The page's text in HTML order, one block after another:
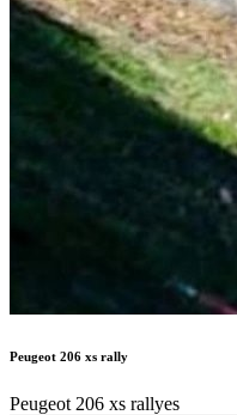
Peugeot 206 xs rally
Peugeot 206 xs rallyes